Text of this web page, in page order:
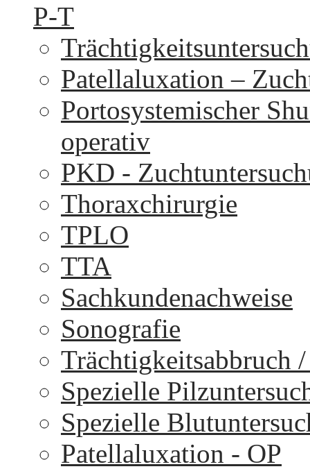
P-T
Patellaluxation –
Portosystemischer
operativ
PKD -
Thoraxchirurgie
TPLO
TTA
Sachkundenachweise
Sonografie
Trächtigkeitsabbruch
Spezielle
Spezielle
Patellaluxation - OP